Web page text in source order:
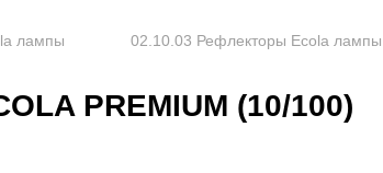
лампы
02.10.03 Рефлекторы Ecola лампы
PREMIUM (10/100)